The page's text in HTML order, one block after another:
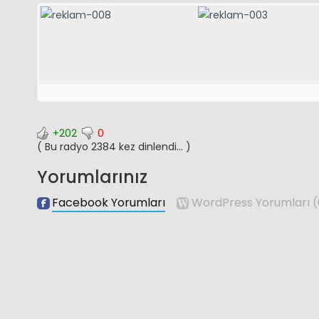
+202
0
( Bu radyo 2384 kez dinlendi... )
Yorumlarınız
Facebook Yorumları WordPress Yorumları